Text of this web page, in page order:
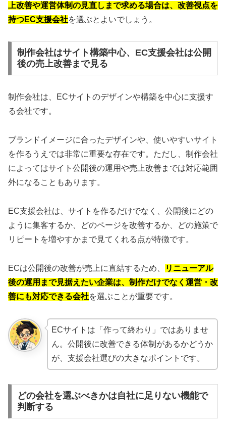
上改善や運営体制の見直しまで求める場合は、改善視点を
持つEC支援会社を選ぶとよいでしょう。
制作会社はサイト構築中心、EC支援会社は公開
後の売上改善まで見る
制作会社は、ECサイトのデザインや構築を中心に支援す
る会社です。
ブランドイメージに合ったデザインや、使いやすいサイト
を作るうえでは非常に重要な存在です。ただし、制作会社
によってはサイト公開後の運用や売上改善までは対応範囲
外になることもあります。
EC支援会社は、サイトを作るだけでなく、公開後にどの
ように集客するか、どのページを改善するか、どの施策で
リピートを増やすかまで見てくれる点が特徴です。
ECは公開後の改善が売上に直結するため、
リニューアル
後の運用まで見据えたい企業は、制作だけでなく運営・改
善にも対応できる会社を選ぶことが重要です。
ECサイトは「作って終わり」ではありませ
ん。公開後に改善できる体制があるかどうか
が、支援会社選びの大きなポイントです。
どの会社を選ぶべきかは自社に足りない機能で
判断する